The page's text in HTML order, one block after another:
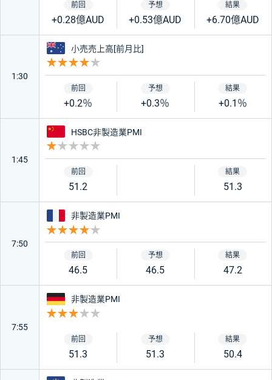
+0.28億AUD +0.53億AUD +6.70億AUD
1:30
オーストラリア
小売売上高[前月比]
+0.2％ +0.3％ +0.1％
1:45
中国
HSBC非製造業PMI
51.2 51.3
7:50
フランス
非製造業PMI
46.5 46.5 47.2
7:55
ドイツ
非製造業PMI
51.3 51.3 50.4